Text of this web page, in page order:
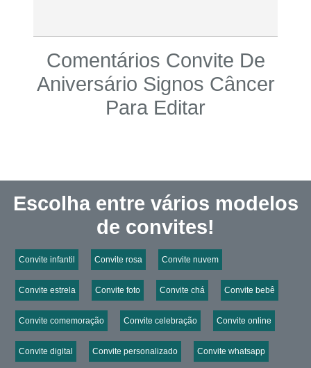
Comentários Convite De
Aniversário Signos Câncer
Para Editar
Escolha entre vários modelos
de convites!
Convite infantil Convite rosa Convite nuvem
Convite estrela Convite foto Convite chá Convite bebê
Convite comemoração Convite celebração Convite online
Convite digital Convite personalizado Convite whatsapp